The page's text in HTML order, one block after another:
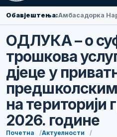
Обавјештења:
ОДЛУКА – о
трошкова
дјеце у
на територији
2026. године
Почетна
Актуелности